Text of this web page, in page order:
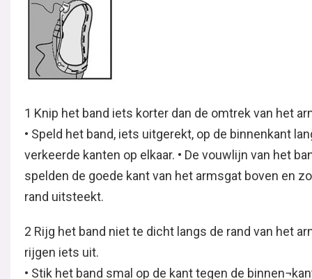
1 Knip het band iets korter dan de omtrek van het
• Speld het band, iets uitgerekt, op de binnenkant
verkeerde kanten op elkaar. • De vouwlijn van het
spelden de goede kant van het armsgat boven en
rand uitsteekt.
2 Rijg het band niet te dicht langs de rand van het
rijgen iets uit.
• Stik het band smal op de kant tegen de